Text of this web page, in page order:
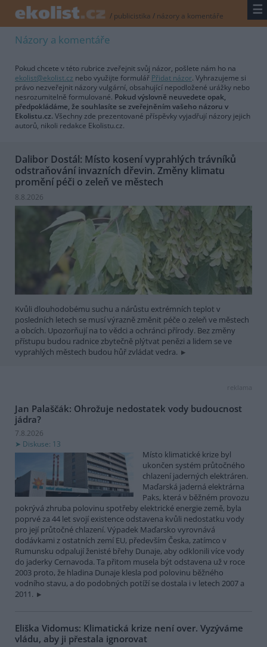
/ publicistika / názory a komentáře ☰
Názory a komentáře
Pokud chcete v této rubrice zveřejnit svůj názor, pošlete nám ho na
ekolist@ekolist.cz nebo využijte formulář Přidat názor. Vyhrazujeme si
právo nezveřejnit názory vulgární, obsahující nepodložené urážky nebo
nesrozumitelně formulované. Pokud výslovně neuvedete opak,
předpokládáme, že souhlasíte se zveřejněním vašeho názoru v
Ekolistu.cz. Všechny zde prezentované příspěvky vyjadřují názory jejich
autorů, nikoli redakce Ekolistu.cz.
Dalibor Dostál: Místo kosení vyprahlých trávníků
odstraňování invazních dřevin. Změny klimatu
promění péči o zeleň ve městech
8.8.2026
Kvůli dlouhodobému suchu a nárůstu extrémních teplot v
posledních letech se musí výrazně změnit péče o zeleň ve městech
a obcích. Upozorňují na to vědci a ochránci přírody. Bez změny
přístupu budou radnice zbytečně plýtvat penězi a lidem se ve
vyprahlých městech budou hůř zvládat vedra.
reklama
Jan Palaščák: Ohrožuje nedostatek vody budoucnost
jádra?
7.8.2026
Diskuse: 13
Místo klimatické krize byl
ukončen systém průtočného
chlazení jaderných elektráren.
Maďarská jaderná elektrárna
Paks, která v běžném provozu
pokrývá zhruba polovinu spotřeby elektrické energie země, byla
poprvé za 44 let svojí existence odstavena kvůli nedostatku vody
pro její průtočné chlazení. Výpadek Maďarsko vyrovnává
dodávkami z ostatních zemí EU, především Česka, zatímco v
Rumunsku odpalují ženisté břehy Dunaje, aby odklonili více vody
do jaderky Cernavoda. Ta přitom musela být odstavena už v roce
2003 proto, že hladina Dunaje klesla pod polovinu běžného
vodního stavu, a do podobných potíží se dostala i v letech 2007 a
2011.
Eliška Vidomus: Klimatická krize není over. Vyzýváme
vládu, aby ji přestala ignorovat